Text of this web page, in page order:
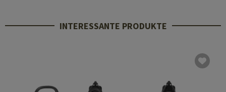
INTERESSANTE PRODUKTE